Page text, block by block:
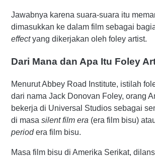
Jawabnya karena suara-suara itu
dimasukkan ke dalam film sebagai
effectyang dikerjakan oleh foley artist.
Dari Mana dan Apa Itu Foley
Menurut Abbey Road Institute, istilah
dari nama Jack Donovan Foley, orang
bekerja di Universal Studios sebagai
di masa silent film era (era film bisu)
periodera film bisu.
Masa film bisu di Amerika Serikat,